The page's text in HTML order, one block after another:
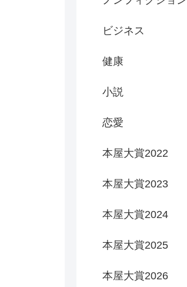
ビジネス
健康
小説
恋愛
本屋大賞2022
本屋大賞2023
本屋大賞2024
本屋大賞2025
本屋大賞2026